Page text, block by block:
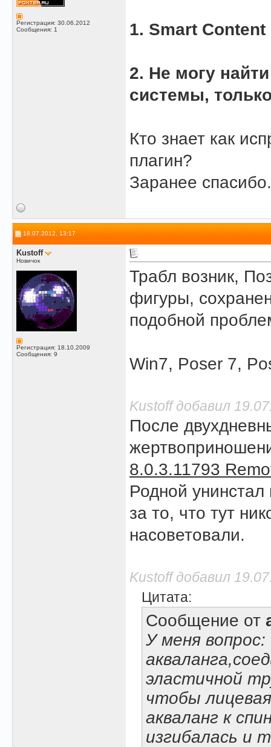
Регистрация: 30.06.2012
Сообщения: 1
1. Smart
2. Не могу
системы,
Кто знает как
плагин?
Заранее спасибо.
18.07.2012, 13:17
Kustoff
Новичок
Регистрация: 18.10.2009
Сообщения: 9
Трабл возник,
фигуры,
подобной
Win7, Poser 7,
Kustoff добавил
После
8.0.3.11793
Родной
за то, что тут
насоветовали.
Kustoff добавил
Цитата:
Сообщение от
У меня
эластичной
чтобы
акваланг к
изгибалась и